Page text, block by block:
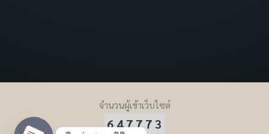
จำนวนผู้เข้าเว็บไซต์
647773